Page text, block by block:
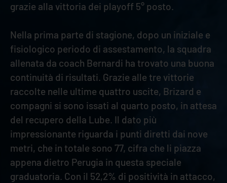
grazie alla vittoria dei playoff 5° posto.
Nella prima parte di stagione, dopo un iniziale e
fisiologico periodo di assestamento, la squadra
allenata da coach Bernardi ha trovato una buona
continuità di risultati. Grazie alle tre vittorie
raccolte nelle ultime quattro uscite, Brizard e
compagni si sono issati al quarto posto, in attesa
del recupero della Lube. Il dato più
impressionante riguarda i punti diretti dai nove
metri, che in totale sono 77, cifra che li piazza
appena dietro Perugia in questa speciale
graduatoria. Con il 52,2% di positività in attacco,